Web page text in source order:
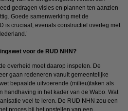
gedragen visies en plannen ten aanzien
Goede samenwerking met de
is cruciaal, evenals constructief overleg met
voor de RUD NHN?
overheid moet daarop inspelen. De
gaan redeneren vanuit gemeentelijke
bepaalde uitvoerende (milieu)taken als
handhaving in het kader van de Wabo. Wat
veel te leren. De RUD NHN zou een
proces bij het opstellen van een